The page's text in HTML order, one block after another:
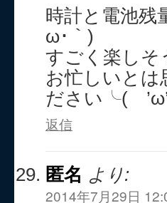
時計と電池残
ω･｀)
すごく楽しそ
お忙しいとは
ださい╰(
返信
匿名 より:
2014年7月29日